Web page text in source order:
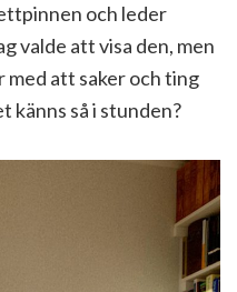
och leder
valde att visa den, men
med att saker och ting
känns så i stunden?